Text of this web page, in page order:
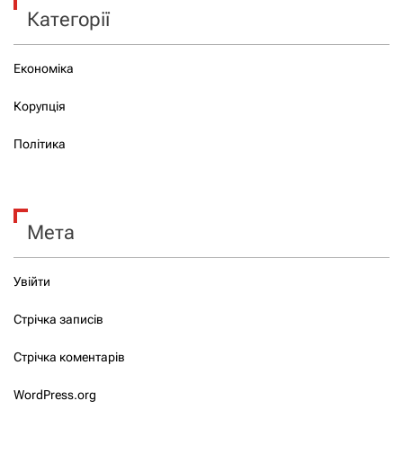
Категорії
Економіка
Корупція
Політика
Мета
Увійти
Стрічка записів
Стрічка коментарів
WordPress.org